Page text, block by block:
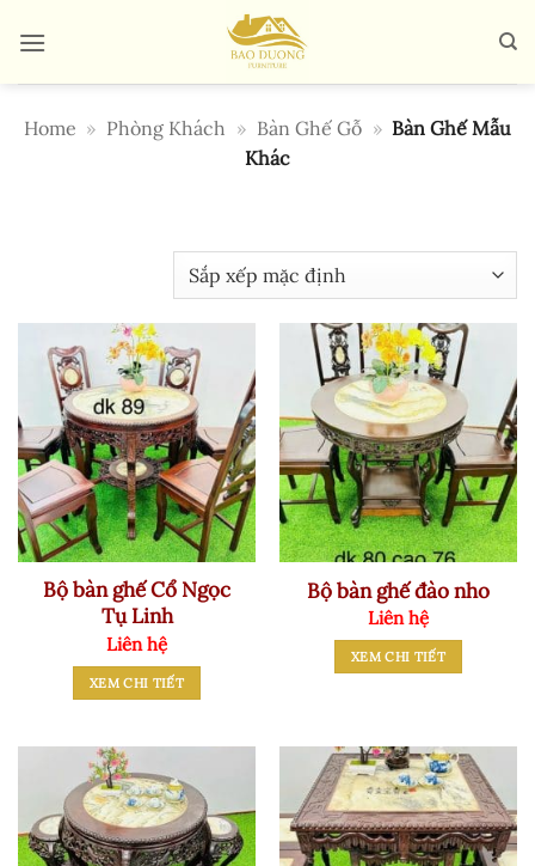
qua
Home » Phòng Khách » Bàn Ghế Gỗ » Bàn Ghế Mẫu
Khác
Bộ bàn ghế Cổ Ngọc
Tụ Linh
Liên hệ
XEM CHI TIẾT
Bộ bàn ghế đào nho
Liên hệ
XEM CHI TIẾT